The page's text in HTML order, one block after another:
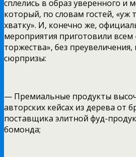
сплелись в образ уверенного и
который, по словам гостей, «уж
хватку». И, конечно же,
мероприятия приготовили
торжества», без преувеличения,
сюрпризы:
— Премиальные продукты
авторских кейсах из дерева от
поставщика элитной фуд-
бомонда;